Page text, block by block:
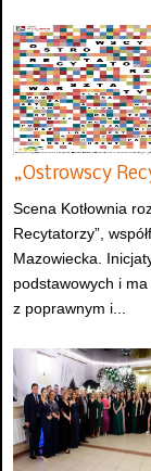
„Ostrowscy
Scena Kotłownia
Recytatorzy”,
Mazowiecka.
podstawowych i
z poprawnym i...